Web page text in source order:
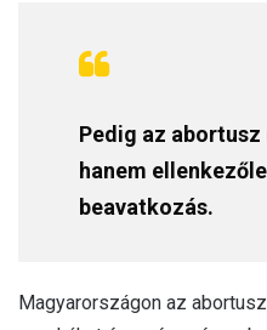
Pedig az
hanem
beavatkozás.
Magyarországon az